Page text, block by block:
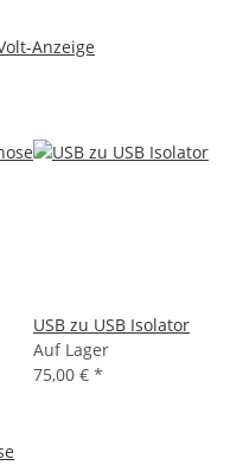
Anzeige
USB zu USB Isolator
Auf Lager
75,00 € *